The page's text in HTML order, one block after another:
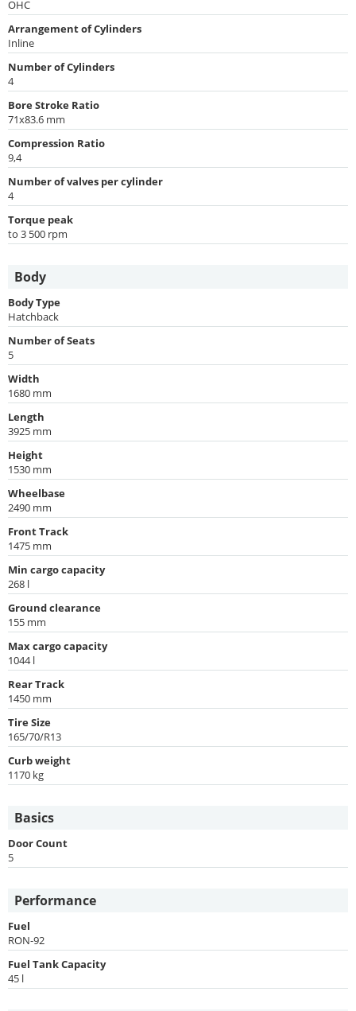
OHC
Arrangement of Cylinders
Inline
Number of Cylinders
4
Bore Stroke Ratio
71x83.6 mm
Compression Ratio
9,4
Number of valves per cylinder
4
Torque peak
to 3 500 rpm
Body
Body Type
Hatchback
Number of Seats
5
Width
1680 mm
Length
3925 mm
Height
1530 mm
Wheelbase
2490 mm
Front Track
1475 mm
Min cargo capacity
268 l
Ground clearance
155 mm
Max cargo capacity
1044 l
Rear Track
1450 mm
Tire Size
165/70/R13
Curb weight
1170 kg
Basics
Door Count
5
Performance
Fuel
RON-92
Fuel Tank Capacity
45 l